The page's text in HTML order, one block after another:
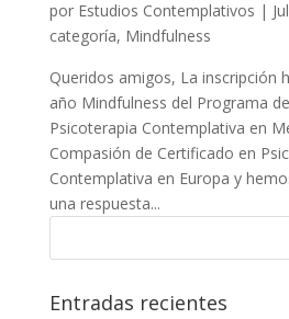
por Estudios Contemplativos |
categoría, Mindfulness
Queridos amigos, La inscripción
año Mindfulness del Programa
Psicoterapia Contemplativa en
Compasión de Certificado en
Contemplativa en Europa y
una respuesta...
Entradas recientes